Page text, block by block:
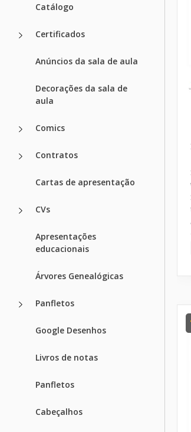
Catálogo
Certificados
Anúncios da sala de aula
Decorações da sala de
aula
Comics
Contratos
Cartas de apresentação
CVs
Apresentações
educacionais
Árvores Genealógicas
Panfletos
Google Desenhos
Livros de notas
Panfletos
Cabeçalhos